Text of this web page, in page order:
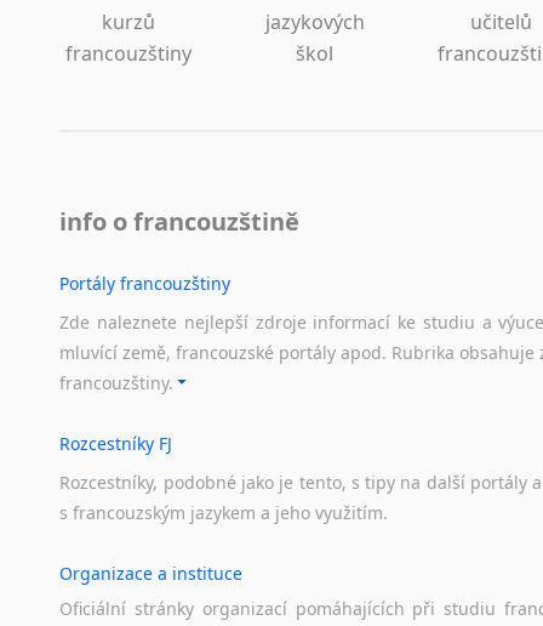
kurzů
francouzštiny
jazykových
škol
učitelů
info o francouzštině
Portály francouzštiny
Zde naleznete nejlepší zdroje informací ke studiu a
mluvící země, francouzské portály apod. Rubrika
francouzštiny.
Rozcestníky FJ
Rozcestníky, podobné jako je tento, s tipy na další portály a
s francouzským jazykem a jeho využitím.
Organizace a instituce
Oficiální stránky organizací pomáhajících při studiu